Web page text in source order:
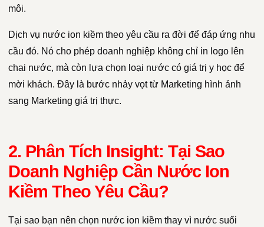
môi.
Dịch vụ nước ion kiềm theo yêu cầu ra đời để đáp ứng nhu
cầu đó. Nó cho phép doanh nghiệp không chỉ in logo lên
chai nước, mà còn lựa chọn loại nước có giá trị y học để
mời khách. Đây là bước nhảy vọt từ Marketing hình ảnh
sang Marketing giá trị thực.
2. Phân Tích Insight: Tại Sao
Doanh Nghiệp Cần Nước Ion
Kiềm Theo Yêu Cầu?
Tại sao bạn nên chọn nước ion kiềm thay vì nước suối